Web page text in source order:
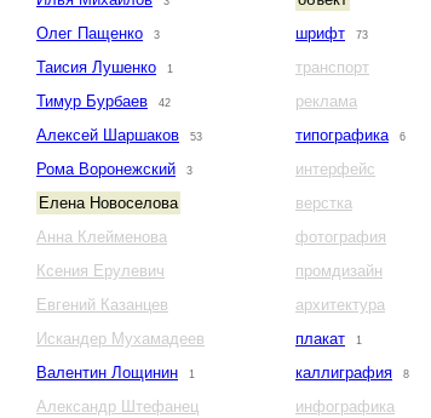
Олег Пащенко 3
Таисия Лушенко 1
Тимур Бурбаев 42
Алексей Шаршаков 53
Рома Воронежский 3
Елена Новоселова
Анна Клейменова
Ксения Ерулевич
Евгений Казанцев
Искандер Мухамадеев
Валентин Лощинин
1
Александр Штефанец
шрифт
73
транспорт
реклама
типографика
6
интерфейс
верстка
фотография
промдизайн
архитектура
плакат
1
каллиграфия 8
инфографика